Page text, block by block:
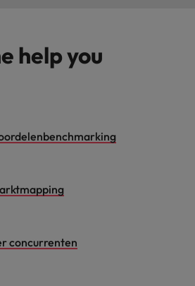
help you
concurrenten